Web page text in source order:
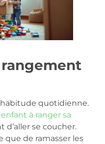
quotidienne.
à ranger sa
d’aller se coucher.
que de ramasser les